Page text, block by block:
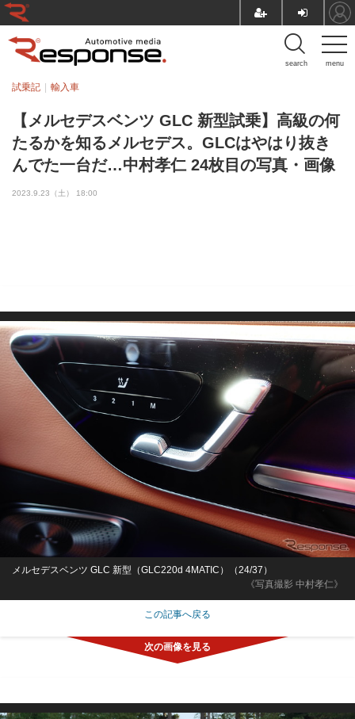
menu
search
【メルセデスベンツ GLC 新型試乗】高級の何
たるかを知るメルセデス。GLCはやはり抜き
んでた一台だ…中村孝仁 24枚目の写真・画像
試乗記 輸入車
2023.9.23（土） 18:00
《写真撮影 中村孝仁》
メルセデスベンツ GLC 新型（GLC220d 4MATIC）（24/37）
この記事へ戻る